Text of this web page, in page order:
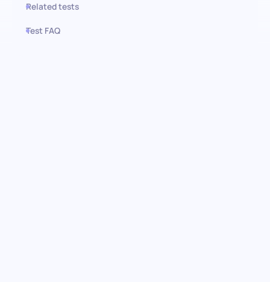
Related tests
Test FAQ